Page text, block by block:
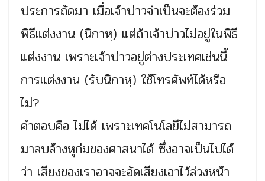
ประการถัดมา เมื่อเจ้าบ่าวจำเป็นจะต้องร่วม
พิธีแต่งงาน (นิกาหฺ) แต่ถ้าเจ้าบ่าวไม่อยู่ในพิธี
แต่งงาน เพราะเจ้าบ่าวอยู่ต่างประเทศเช่นนี้
การแต่งงาน (รับนิกาหฺ) ใช้โทรศัพท์ได้หรือ
ไม่?
คำตอบคือ ไม่ได้ เพราะเทคโนโลยีไม่สามารถ
มาลบล้างหุก่มของศาสนาได้ ซึ่งอาจเป็นไปได้
ว่า เสียงของเราอาจจะอัดเสียงเอาไว้ล่วงหน้า